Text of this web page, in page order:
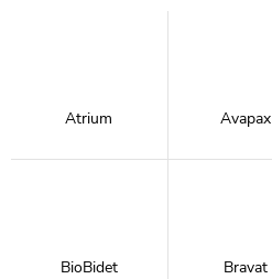
Atrium Avapax
BioBidet Bravat